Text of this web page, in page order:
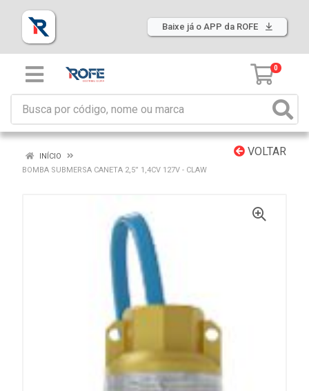
Baixe já o APP da ROFE
0
VOLTAR
INÍCIO
BOMBA SUBMERSA CANETA 2,5” 1,4CV 127V - CLAW